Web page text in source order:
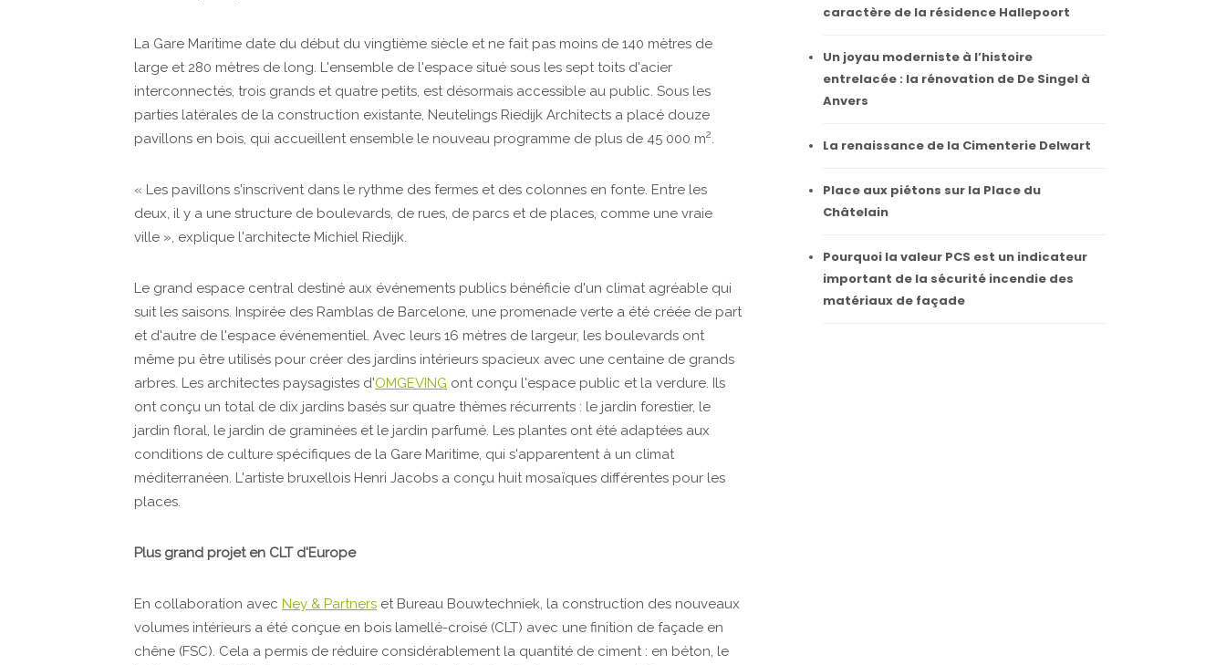
La Gare Maritime date du début du vingtième siècle et ne fait pas moins de 140 mètres de
large et 280 mètres de long. L'ensemble de l'espace situé sous les sept toits d'acier
interconnectés, trois grands et quatre petits, est désormais accessible au public. Sous les
parties latérales de la construction existante, Neutelings Riedijk Architects a placé douze
pavillons en bois, qui accueillent ensemble le nouveau programme de plus de 45 000 m2.
« Les pavillons s'inscrivent dans le rythme des fermes et des colonnes en fonte. Entre les
deux, il y a une structure de boulevards, de rues, de parcs et de places, comme une vraie
ville », explique l'architecte Michiel Riedijk.
Le grand espace central destiné aux événements publics bénéficie d'un climat agréable qui
suit les saisons. Inspirée des Ramblas de Barcelone, une promenade verte a été créée de part
et d'autre de l'espace événementiel. Avec leurs 16 mètres de largeur, les boulevards ont
même pu être utilisés pour créer des jardins intérieurs spacieux avec une centaine de grands
arbres. Les architectes paysagistes d'OMGEVING ont conçu l'espace public et la verdure. Ils
ont conçu un total de dix jardins basés sur quatre thèmes récurrents : le jardin forestier, le
jardin floral, le jardin de graminées et le jardin parfumé. Les plantes ont été adaptées aux
conditions de culture spécifiques de la Gare Maritime, qui s'apparentent à un climat
méditerranéen. L'artiste bruxellois Henri Jacobs a conçu huit mosaïques différentes pour les
places.
Plus grand projet en CLT d'Europe
En collaboration avec Ney & Partners et Bureau Bouwtechniek, la construction des nouveaux
volumes intérieurs a été conçue en bois lamellé-croisé (CLT) avec une finition de façade en
chêne (FSC). Cela a permis de réduire considérablement la quantité de ciment : en béton, le
caractère de la résidence Hallepoort
Un joyau moderniste à l’histoire
entrelacée : la rénovation de De Singel à
Anvers
La renaissance de la Cimenterie Delwart
Place aux piétons sur la Place du
Châtelain
Pourquoi la valeur PCS est un indicateur
important de la sécurité incendie des
matériaux de façade